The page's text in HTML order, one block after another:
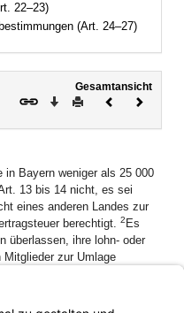
22–23)
(Art. 24–27)
Gesamtansicht
Download
DruckenVorheriges
in Bayern weniger als 25 000
13 bis 14 nicht, es sei
eines anderen Landes zur
berechtigt. 2 Es
überlassen, ihre lohn- oder
Mitglieder zur Umlage
für die schon vor